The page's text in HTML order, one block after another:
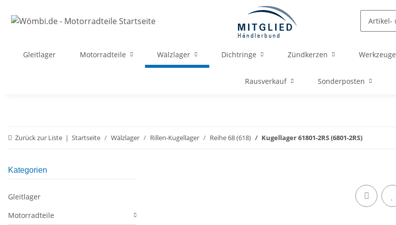
Gleitlager Motorradteile Wälzlager Dichtringe Zündkerzen Werkzeuge
Rausverkauf Sonderposten
Zurück zur Liste Startseite Wälzlager Rillen-Kugellager Reihe 68 (618) Kugellager 61801-2RS (6801-2RS)
Kategorien
Gleitlager
Motorradteile